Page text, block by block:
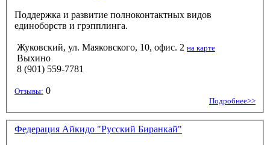
Поддержка и развитие полноконтактных видов
единоборств и грэпплинга.
Жуковский, ул. Маяковского, 10, офис. 2 на карте
Выхино
8 (901) 559-7781
Отзывы: 0
Подробнее>>
Федерация Айкидо "Русский Биранкай"